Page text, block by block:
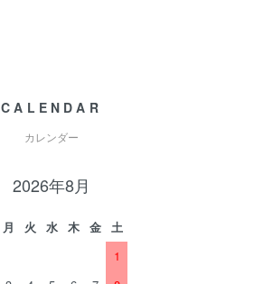
CALENDAR
カレンダー
2026年8月
月 火 水 木 金
土
1